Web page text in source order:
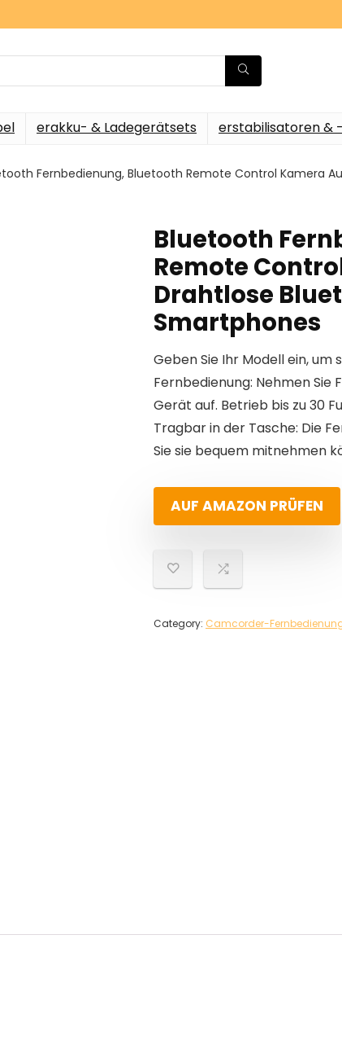
erakku- & Ladegerätsets erstabilisatoren &
Fernbedienung, Bluetooth Remote Control Kamera
Bluetooth
Remote
Drahtlose
Smartphones
Geben Sie Ihr Modell ein, um
Fernbedienung: Nehmen Sie
Gerät auf. Betrieb bis zu 30
Tragbar in der Tasche: Die
Sie sie bequem mitnehmen
AUF AMAZON PRÜFEN
Category: Camcorder-